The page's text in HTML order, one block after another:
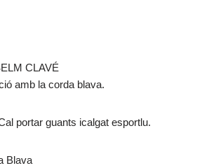
CLAVÉ
amb la corda blava.
portar guants icalgat esportlu.
Blava